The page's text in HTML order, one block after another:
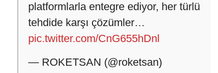
platformlarla entegre ediyor, her türlü
tehdide karşı çözümler…
pic.twitter.com/CnG655hDnl
— ROKETSAN (@roketsan)